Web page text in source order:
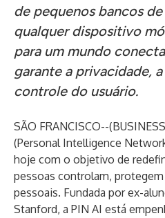
de pequenos bancos
qualquer dispositivo
para um mundo
garante a privacidade,
controle do usuário.
SÃO FRANCISCO--(
(Personal Intelligence
hoje com o objetivo de
pessoas controlam,
pessoais. Fundada por ex-
Stanford, a PIN AI está